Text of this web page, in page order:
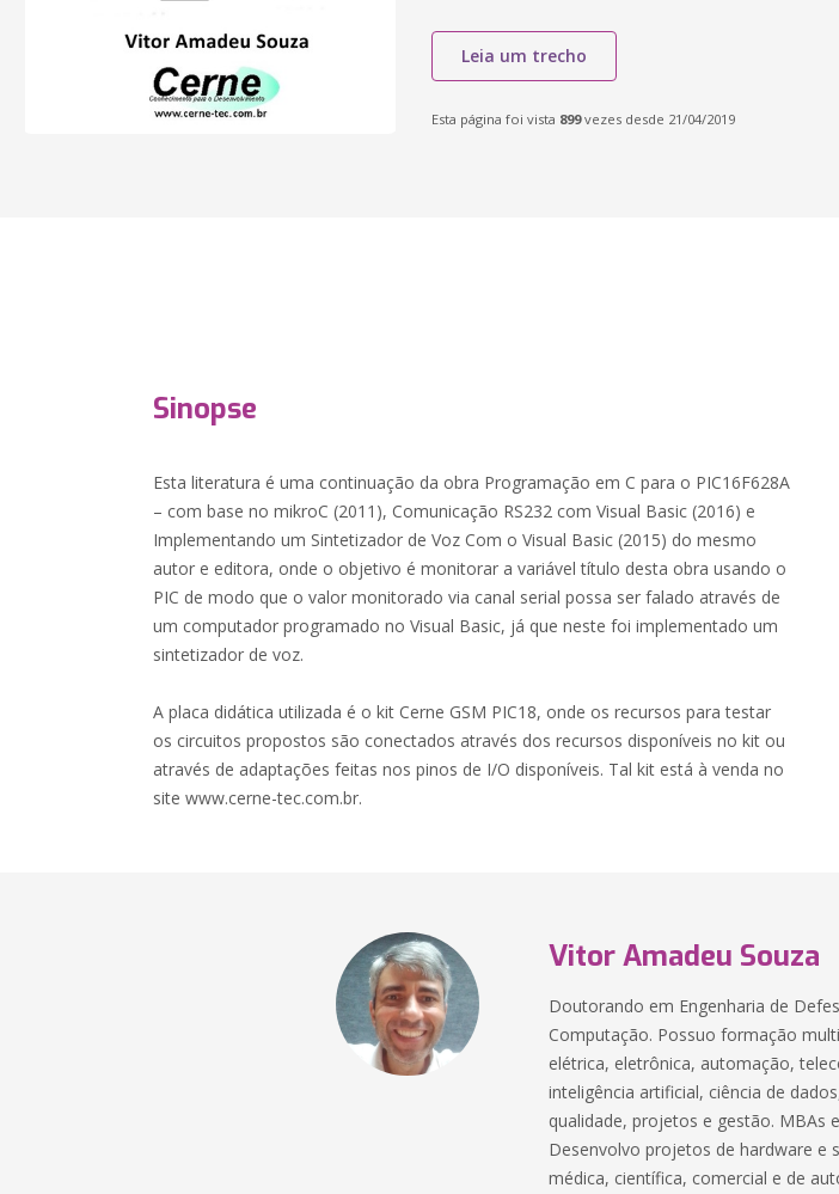
Leia um trecho
Esta página foi vista 899vezes desde 21/04/2019
Sinopse
Esta literatura é uma continuação da obra Programação em C para o PIC16F628A
– com base no mikroC (2011), Comunicação RS232 com Visual Basic (2016) e
Implementando um Sintetizador de Voz Com o Visual Basic (2015) do mesmo
autor e editora, onde o objetivo é monitorar a variável título desta obra usando o
PIC de modo que o valor monitorado via canal serial possa ser falado através de
um computador programado no Visual Basic, já que neste foi implementado um
sintetizador de voz.
A placa didática utilizada é o kit Cerne GSM PIC18, onde os recursos para testar
os circuitos propostos são conectados através dos recursos disponíveis no kit ou
através de adaptações feitas nos pinos de I/O disponíveis. Tal kit está à venda no
site www.cerne-tec.com.br.
Vitor Amadeu Souza
Doutorando em Engenharia de
Computação. Possuo formação
elétrica, eletrônica, automação,
inteligência artificial, ciência de
qualidade, projetos e gestão. MBAs
Desenvolvo projetos de hardware e
médica, científica, comercial e de